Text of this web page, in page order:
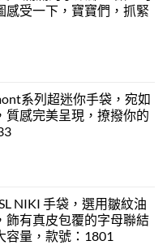
感受一下，寶寶們，抓緊
系列超迷你手袋，宛如
質感完美呈現，撩撥你的
NIKI 手袋，選用皺紋油
飾有真皮包覆的字母聯結
容量，款號：1801